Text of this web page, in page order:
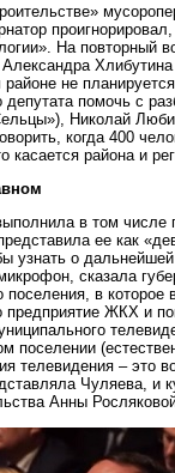
На повторный
Александра
не
депутата помочь с
Николай
когда 400
касается района и
в том числе
ее как
узнать о
сказала
поселения, в которое
предприятие ЖКХ и
поселении
телевидения – это
Чуляева, и
Анны